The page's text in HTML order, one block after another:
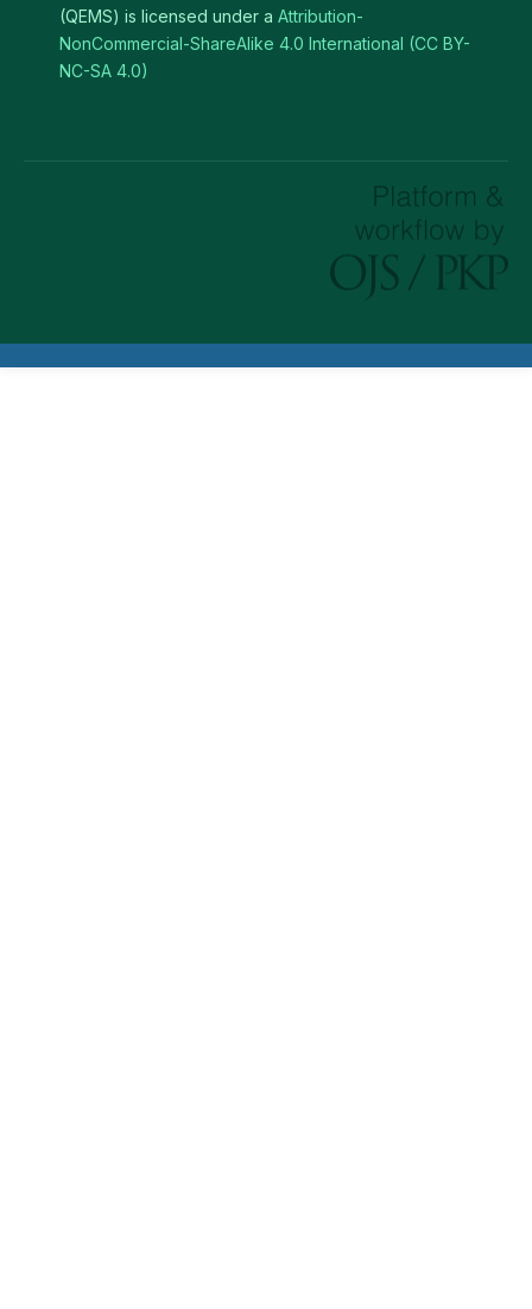
(QEMS) is licensed under a Attribution-
NonCommercial-ShareAlike 4.0 International (CC BY-
NC-SA 4.0)